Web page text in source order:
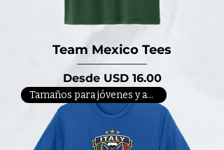
Team Mexico Tees
Desde USD 16.00
Precio de oferta
Tamaños para jóvenes y adultos